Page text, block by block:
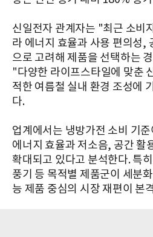
신일전자 관계자는 "최근 소비
라 에너지 효율과 사용 편의성,
으로 고려해 제품을 선택하는
"다양한 라이프스타일에 맞춘
적한 여름철 실내 환경 조성에
다.
업계에서는 냉방가전 소비 기
에너지 효율과 저소음, 공간 활
확대되고 있다고 분석한다. 특
풍기 등 목적별 제품군이 세분
능 제품 중심의 시장 재편이 본